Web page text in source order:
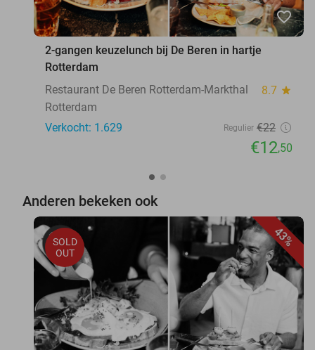
favorite_border
2-gangen keuzelunch bij De Beren in hartje
Rotterdam
Restaurant De Beren Rotterdam-Markthal
8.7 star
Rotterdam
Verkocht: 1.629
Regulier €22
€12,50
Anderen bekeken ook
43%
SOLD
OUT